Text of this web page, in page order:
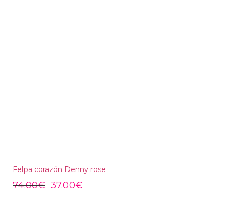
Felpa corazón Denny rose
74.00€ 37.00€